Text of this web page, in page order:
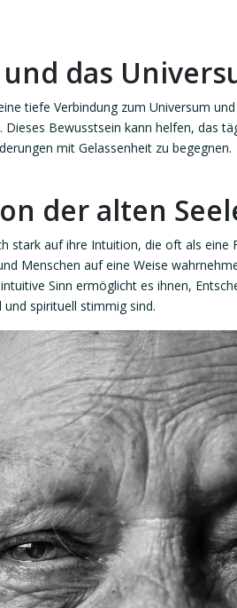
das
tiefe Verbindung zum Universum
Dieses Bewusstsein kann helfen, das
mit Gelassenheit zu begegnen.
der alten
stark auf ihre Intuition, die oft als eine
Menschen auf eine Weise
Sinn ermöglicht es ihnen,
spirituell stimmig sind.